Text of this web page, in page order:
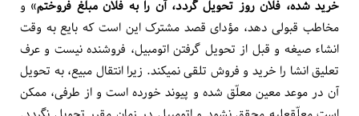
خرید شده، فلان روز تحویل گردد، آن را به فلان مبلغ فروختم» و
مخاطب قبولی دهد، مؤدای قصد مشترک این است که بایع به وقت
انشاء صیغه و قبل از تحویل گرفتن اتومبیل، فروشنده نیست و عرف
تعلیق انشا را خرید و فروش تلقی نمی­کند. زیرا انتقال مبیع، به تحویل
آن در موعد معین معلّق شده و پیوند خورده است و از طرفی، ممکن